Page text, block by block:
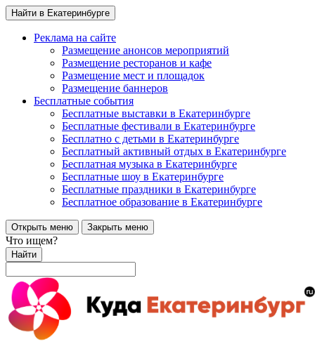
Найти в Екатеринбурге
Реклама на сайте
Размещение анонсов мероприятий
Размещение ресторанов и кафе
Размещение мест и площадок
Размещение баннеров
Бесплатные события
Бесплатные выставки в Екатеринбурге
Бесплатные фестивали в Екатеринбурге
Бесплатно с детьми в Екатеринбурге
Бесплатный активный отдых в Екатеринбурге
Бесплатная музыка в Екатеринбурге
Бесплатные шоу в Екатеринбурге
Бесплатные праздники в Екатеринбурге
Бесплатное образование в Екатеринбурге
Открыть меню Закрыть меню
Что ищем?
Найти